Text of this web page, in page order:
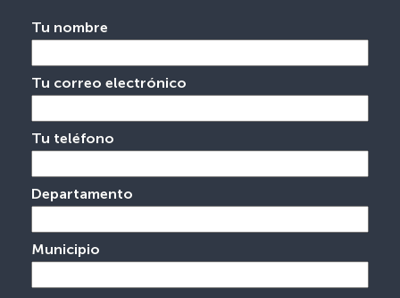
Tu nombre
Tu correo electrónico
Tu teléfono
Departamento
Municipio